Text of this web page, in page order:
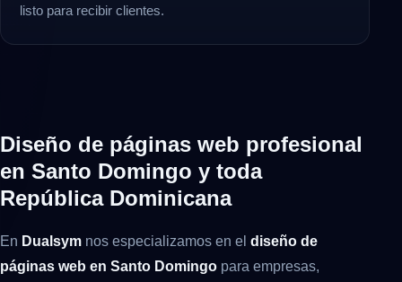
listo para recibir clientes.
Diseño de páginas web profesional
en Santo Domingo y toda
República Dominicana
En Dualsym nos especializamos en el diseño de
páginas web en Santo Domingo para empresas,